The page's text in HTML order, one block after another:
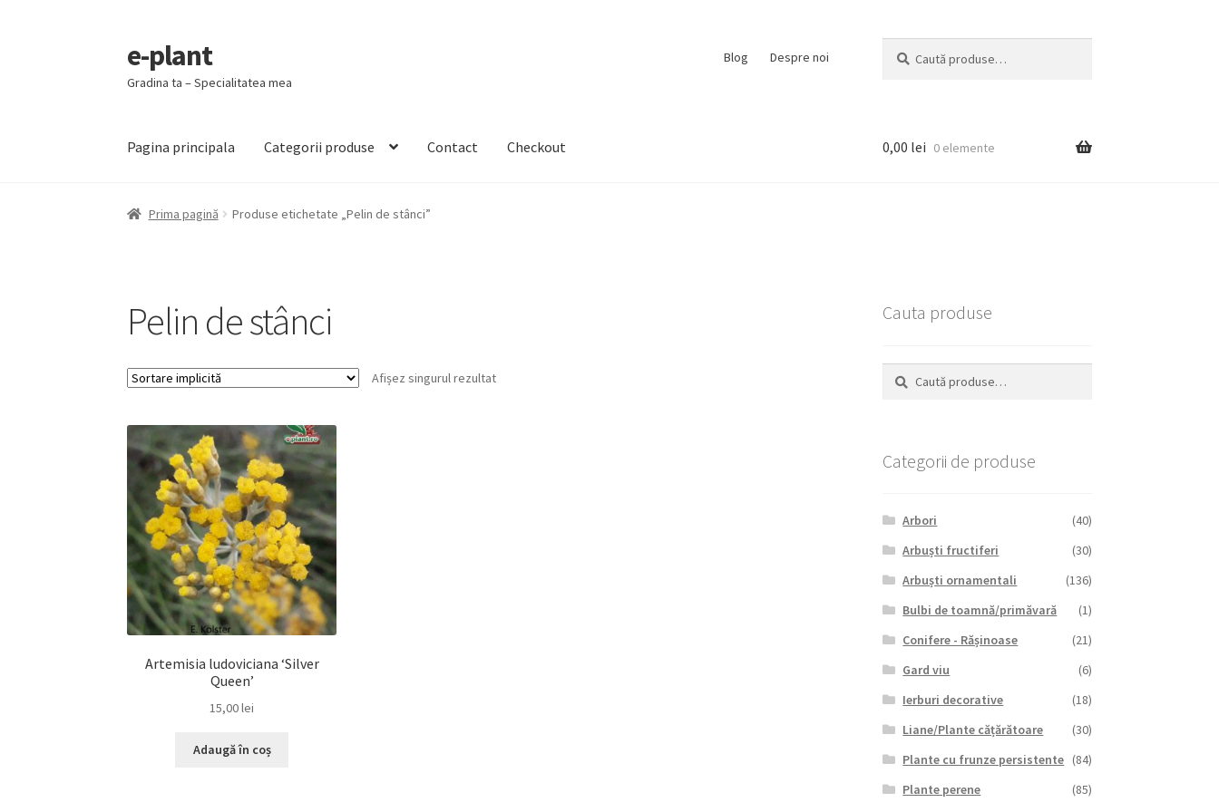
Sari
la
navigare
Sari
la
conținut
e-plant
Gradina ta – Specialitatea mea
Blog Despre noi
după:
Pagina principala Categorii produse Contact Checkout 0,00 lei 0 elemente
Prima pagină Produse etichetate „Pelin de stânci”
Pelin de stânci
Afișez singurul rezultat
Artemisia ludoviciana ‘Silver
Queen’
15,00lei
Adaugă în coș
Cauta produse
Caută
după:
Caută
Categorii de produse
Arbori
(40)
Arbuști fructiferi
(30)
Arbuști ornamentali
(136)
Bulbi de toamnă/primăvară
(1)
Conifere - Rășinoase
(21)
Gard viu
(6)
Ierburi decorative
(18)
Liane/Plante cățărătoare
(30)
Plante cu frunze persistente (84)
Plante perene
(85)